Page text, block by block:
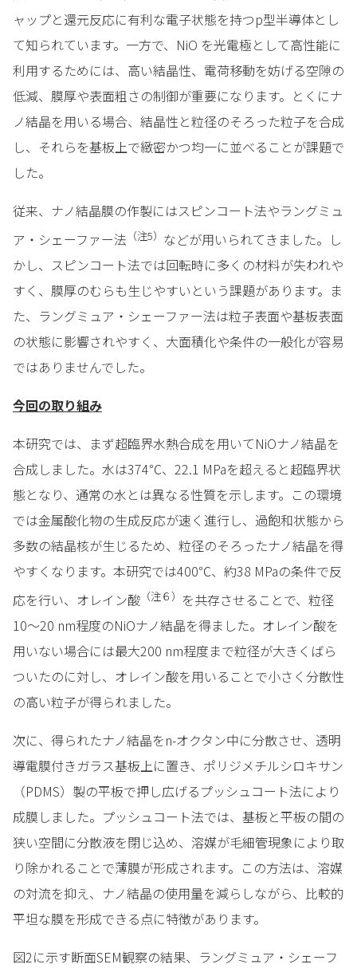
ャップと還元反応に有利な電子状態を持つp型半導体とし
て知られています。一方で、NiO を光電極として高性能に
利用するためには、高い結晶性、電荷移動を妨げる空隙の
低減、膜厚や表面粗さの制御が重要になります。とくにナ
ノ結晶を用いる場合、結晶性と粒径のそろった粒子を合成
し、それらを基板上で緻密かつ均一に並べることが課題で
した。
従来、ナノ結晶膜の作製にはスピンコート法やラングミュ
ア・シェーファー法 （注5） などが用いられてきました。し
かし、スピンコート法では回転時に多くの材料が失われや
すく、膜厚のむらも生じやすいという課題があります。ま
た、ラングミュア・シェーファー法は粒子表面や基板表面
の状態に影響されやすく、大面積化や条件の一般化が容易
ではありませんでした。
今回の取り組み
本研究では、まず超臨界水熱合成を用いてNiOナノ結晶を
合成しました。水は374℃、22.1 MPaを超えると超臨界状
態となり、通常の水とは異なる性質を示します。この環境
では金属酸化物の生成反応が速く進行し、過飽和状態から
多数の結晶核が生じるため、粒径のそろったナノ結晶を得
やすくなります。本研究では400℃、約38 MPaの条件で反
応を行い、オレイン酸 （注６） を共存させることで、粒径
10～20 nm程度のNiOナノ結晶を得ました。オレイン酸を
用いない場合には最大200 nm程度まで粒径が大きくばら
ついたのに対し、オレイン酸を用いることで小さく分散性
の高い粒子が得られました。
次に、得られたナノ結晶をn-オクタン中に分散させ、透明
導電膜付きガラス基板上に置き、ポリジメチルシロキサン
（PDMS）製の平板で押し広げるプッシュコート法により
成膜しました。プッシュコート法では、基板と平板の間の
狭い空間に分散液を閉じ込め、溶媒が毛細管現象により取
り除かれることで薄膜が形成されます。この方法は、溶媒
の対流を抑え、ナノ結晶の使用量を減らしながら、比較的
平坦な膜を形成できる点に特徴があります。
図2に示す断面SEM観察の結果、ラングミュア・シェーフ